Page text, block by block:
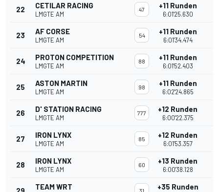
22 CETILAR RACING
LMGTE AM
47 +11 Runden
6:01'25.630
23 AF CORSE
LMGTE AM
54 +11 Runden
6:01'34.474
24 PROTON COMPETITION
LMGTE AM
88 +11 Runden
6:01'52.403
25 ASTON MARTIN
LMGTE AM
98 +11 Runden
6:02'24.865
26 D' STATION RACING
LMGTE AM
777 +12 Runden
6:00'22.375
27 IRON LYNX
LMGTE AM
85 +12 Runden
6:01'53.357
28 IRON LYNX
LMGTE AM
60 +13 Runden
6:00'38.128
TEAM WRT 31 +35 Runden